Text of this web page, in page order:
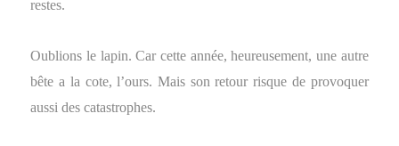
restes.
Oublions le lapin. Car cette année, heureusement, une autre
bête a la cote, l’ours. Mais son retour risque de provoquer
aussi des catastrophes.